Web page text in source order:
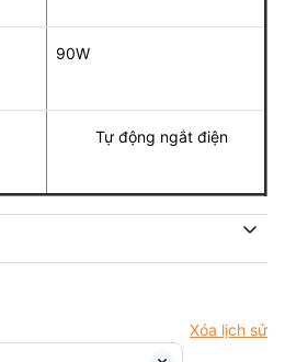
90W
Tự động ngắt điện
Xóa lịch sử